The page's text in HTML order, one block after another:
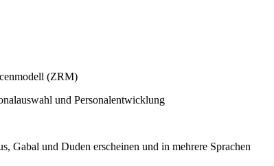
(ZRM)
und Personalentwicklung
Gabal und Duden erscheinen und in mehrere Sprachen